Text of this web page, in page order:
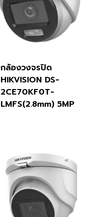
กล้องวงจรปิด
HIKVISION DS-
2CE70KF0T-
LMFS(2.8mm) 5MP